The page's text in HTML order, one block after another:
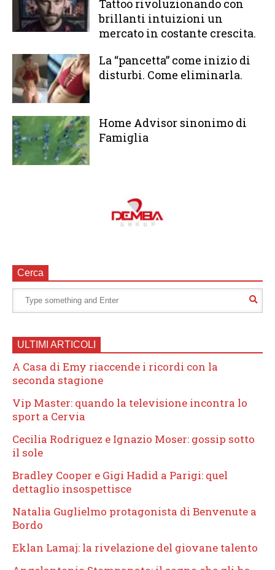
Tattoo rivoluzionando con
brillanti intuizioni un
mercato in costante crescita.
La “pancetta” come inizio di
disturbi. Come eliminarla.
Home Advisor sinonimo di
Famiglia
Cerca
ULTIMI ARTICOLI
A Casa di Emy riaccende i ricordi con la
seconda stagione
Vip Master: quando la televisione incontra lo
sport a Cervia
Cecilia Rodriguez e Ignazio Moser: gossip sotto
il sole
Bradley Cooper e Gigi Hadid a Parigi: quel
dettaglio insospettisce
Natalia Guglielmo protagonista di Benvenute a
Bordo
Eklan Lamaj: la rivelazione del giovane talento